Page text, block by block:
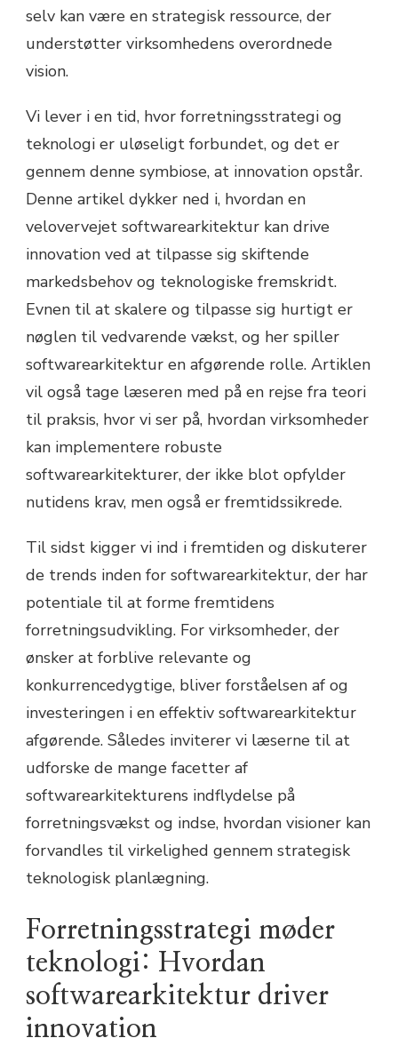
selv kan være en strategisk ressource, der
understøtter virksomhedens overordnede
vision.
Vi lever i en tid, hvor forretningsstrategi og
teknologi er uløseligt forbundet, og det er
gennem denne symbiose, at innovation opstår.
Denne artikel dykker ned i, hvordan en
velovervejet softwarearkitektur kan drive
innovation ved at tilpasse sig skiftende
markedsbehov og teknologiske fremskridt.
Evnen til at skalere og tilpasse sig hurtigt er
nøglen til vedvarende vækst, og her spiller
softwarearkitektur en afgørende rolle. Artiklen
vil også tage læseren med på en rejse fra teori
til praksis, hvor vi ser på, hvordan virksomheder
kan implementere robuste
softwarearkitekturer, der ikke blot opfylder
nutidens krav, men også er fremtidssikrede.
Til sidst kigger vi ind i fremtiden og diskuterer
de trends inden for softwarearkitektur, der har
potentiale til at forme fremtidens
forretningsudvikling. For virksomheder, der
ønsker at forblive relevante og
konkurrencedygtige, bliver forståelsen af og
investeringen i en effektiv softwarearkitektur
afgørende. Således inviterer vi læserne til at
udforske de mange facetter af
softwarearkitekturens indflydelse på
forretningsvækst og indse, hvordan visioner kan
forvandles til virkelighed gennem strategisk
teknologisk planlægning.
Forretningsstrategi møder
teknologi: Hvordan
softwarearkitektur driver
innovation